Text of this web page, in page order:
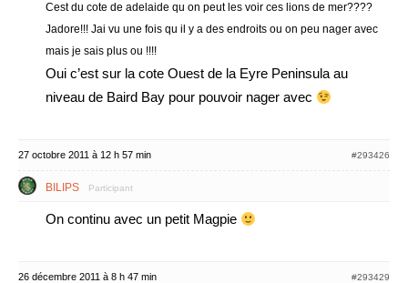
Cest du cote de adelaide qu on peut les voir ces lions de mer????
Jadore!!! Jai vu une fois qu il y a des endroits ou on peu nager avec
mais je sais plus ou !!!!
Oui c’est sur la cote Ouest de la Eyre Peninsula au
niveau de Baird Bay pour pouvoir nager avec
27 octobre 2011 à 12 h 57 min #293426
BILIPS Participant
On continu avec un petit Magpie
26 décembre 2011 à 8 h 47 min #293429